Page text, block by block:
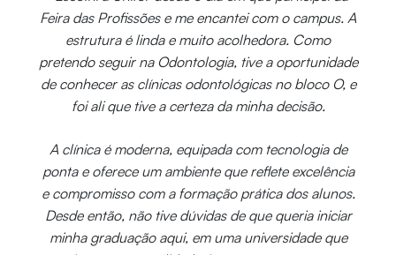
Feira das Profissões e me encantei com o campus. A
estrutura é linda e muito acolhedora. Como
pretendo seguir na Odontologia, tive a oportunidade
de conhecer as clínicas odontológicas no bloco O, e
foi ali que tive a certeza da minha decisão.
A clínica é moderna, equipada com tecnologia de
ponta e oferece um ambiente que reflete excelência
e compromisso com a formação prática dos alunos.
Desde então, não tive dúvidas de que queria iniciar
minha graduação aqui, em uma universidade que